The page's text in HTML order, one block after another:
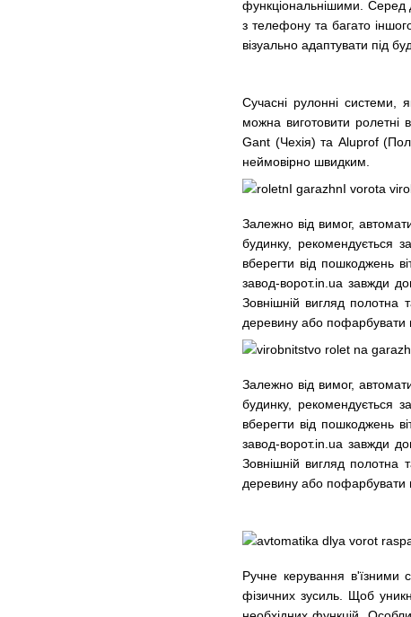
функціональнішими. Серед
з телефону та багато
візуально адаптувати під
Сучасні рулонні системи,
можна виготовити ролетні
Gant (Чехія) та Aluprof
неймовірно швидким.
Залежно від вимог,
будинку, рекомендується
вберегти від пошкоджень
завод-ворот.in.ua завжди
Зовнішній вигляд полотна
деревину або пофарбувати в
Залежно від вимог,
будинку, рекомендується
вберегти від пошкоджень
завод-ворот.in.ua завжди
Зовнішній вигляд полотна
деревину або пофарбувати
Ручне керування в'їзними
фізичних зусиль. Щоб